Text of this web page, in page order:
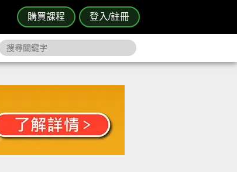
購買課程 登入/註冊